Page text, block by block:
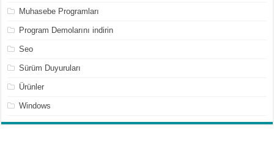
Muhasebe Programları
Program Demolarını indirin
Seo
Sürüm Duyuruları
Ürünler
Windows